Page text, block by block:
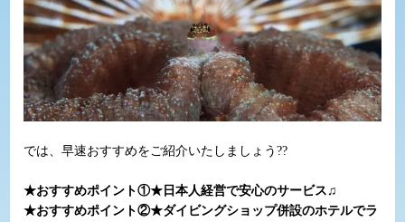
では、早速おすすめをご紹介いたしましょう??
★おすすめポイント①★日本人経営で安心のサービス♫
★おすすめポイント②★ダイビングショップ併設のホテルでラ